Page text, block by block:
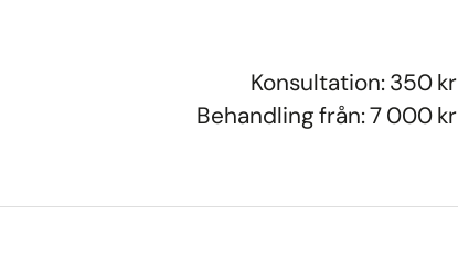
Konsultation: 350 kr
Behandling från: 7 000 kr